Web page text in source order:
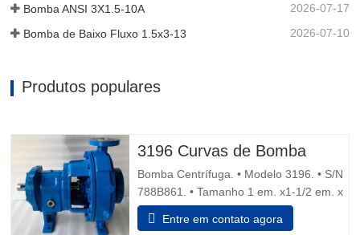
Bomba ANSI 3X1.5-10A 2026-07-17
Bomba de Baixo Fluxo 1.5x3-13 2026-07-10
Produtos populares
3196 Curvas de Bomba
Bomba Centrífuga. • Modelo 3196. • S/N
788B861. • Tamanho 1 em. x1-1/2 em. x
8 dentro • Descarga de água dupla
vedação mecânica. Motor 1.5 cv, 1.730
Entre em contato agora